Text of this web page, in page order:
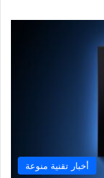
أخبار تقنية منوعة